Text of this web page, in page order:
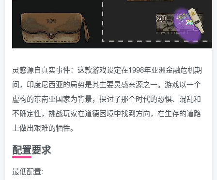
灵感源自真实事件：这款游戏设定在1998年亚洲金融危机期
间，印度尼西亚的局势是其主要灵感来源之一。游戏以一个
虚构的东南亚国家为背景，探讨了那个时代的恐惧、混乱和
不确定性，挑战玩家在道德困境中找到方向，在生存的道路
上做出艰难的牺牲。
配置要求
最低配置: